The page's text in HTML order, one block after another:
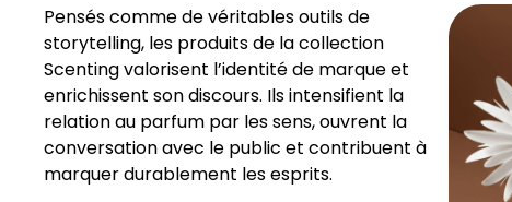
Pensés comme de véritables outils de
storytelling, les produits de la collection
Scenting valorisent l’identité de marque et
enrichissent son discours. Ils intensifient la
relation au parfum par les sens, ouvrent la
conversation avec le public et contribuent à
marquer durablement les esprits.